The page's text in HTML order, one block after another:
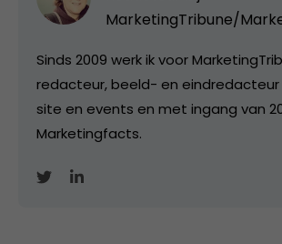
MarketingTribune/
Sinds 2009 werk ik voor
redacteur, beeld- en eindredacteur
site en events en met ingang van
Marketingfacts.